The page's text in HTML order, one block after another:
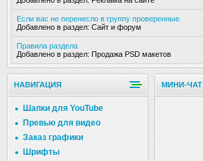
Если вас не перенесло в группу проверенные
Добавлено в раздел: Сайт и форум
Правила раздела
Добавлено в раздел: Продажа PSD макетов
НАВИГАЦИЯ
Шапки для YouTube
Превью для видео
Заказ графики
Шрифты
МИНИ-ЧАТ